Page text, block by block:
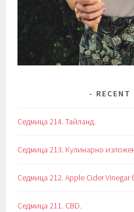
Седмица 214. Тайланд.
Седмица 213. Кулинарно
Седмица 212. Apple Cider Vinegar
Седмица 211. CBD.